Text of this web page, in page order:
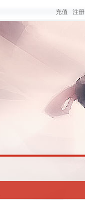
手机游戏
野蛮人大作
最新游戏
充值 注册